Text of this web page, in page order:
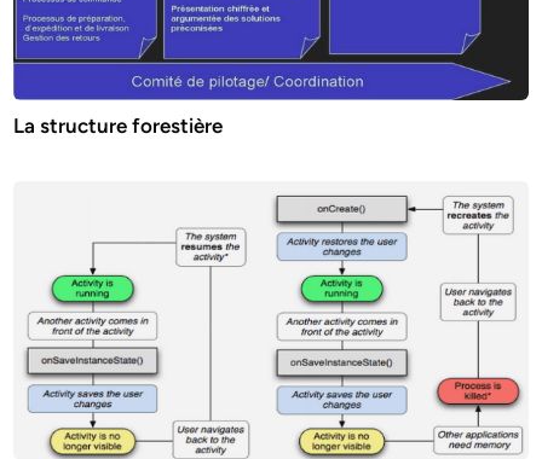
La structure forestière